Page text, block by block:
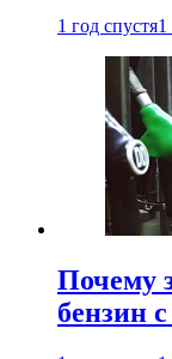
1 год спустя1
Почему
бензин